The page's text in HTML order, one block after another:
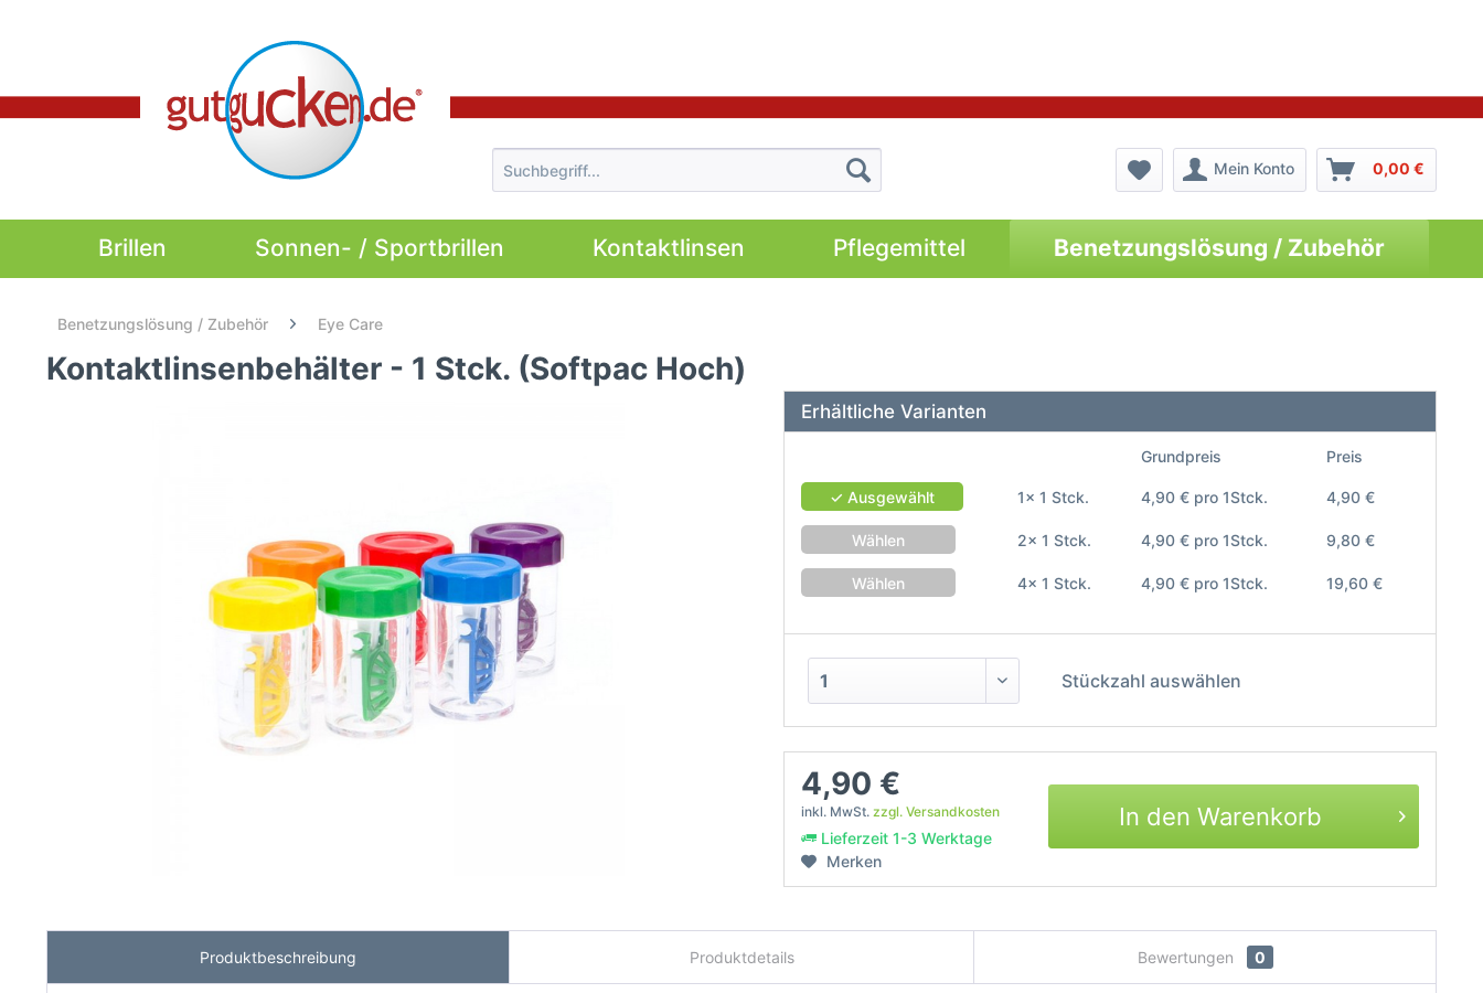
Mein Konto 0,00 €
Brillen Sonnen- / Sportbrillen Kontaktlinsen Pflegemittel Benetzungslösung / Zubehör
Benetzungslösung / Zubehör Eye Care
Kontaktlinsenbehälter - 1 Stck. (Softpac Hoch)
Erhältliche Varianten
Grundpreis Preis
✓ Ausgewählt 1x 1 Stck. 4,90 € pro 1Stck. 4,90 €
Wählen 2x 1 Stck. 4,90 € pro 1Stck. 9,80 €
Wählen 4x 1 Stck. 4,90 € pro 1Stck. 19,60 €
Stückzahl auswählen
4,90 €
inkl. MwSt. zzgl. Versandkosten
Lieferzeit 1-3 Werktage
In den Warenkorb
Merken
Produktbeschreibung Produktdetails Bewertungen 0